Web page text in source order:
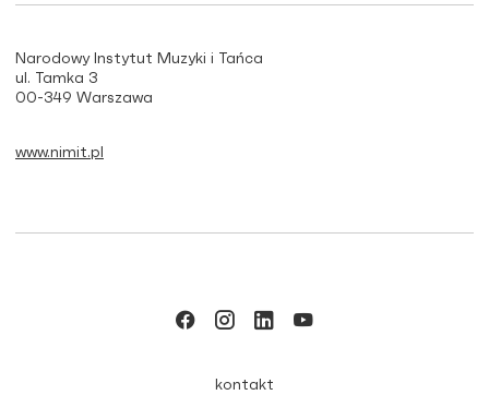
Narodowy Instytut Muzyki i Tańca
ul. Tamka 3
00-349 Warszawa
www.nimit.pl
kontakt